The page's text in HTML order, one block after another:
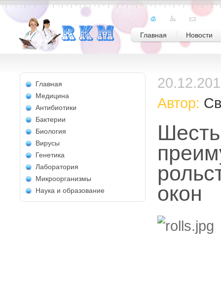
Главная Новости
Главная
Медицина
Антибиотики
Бактерии
Биология
Вирусы
Генетика
Лаборатория
Микроорганизмы
Наука и образование
Автор:
окон